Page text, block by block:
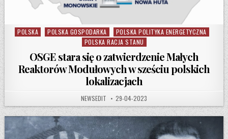
Posted in
POLSKA POLSKA GOSPODARKA
POLSKA POLITYKA ENERGETYCZNA
POLSKA RACJA STANU
OSGE stara się o zatwierdzenie Małych
Reaktorów Modułowych w sześciu polskich
lokalizacjach
AUTHOR:
NEWSEDIT PUBLISHED DATE:
29-04-2023